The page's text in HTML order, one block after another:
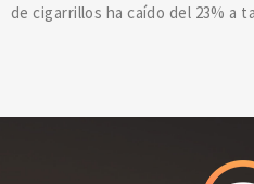
de cigarrillos ha caído del 23% a